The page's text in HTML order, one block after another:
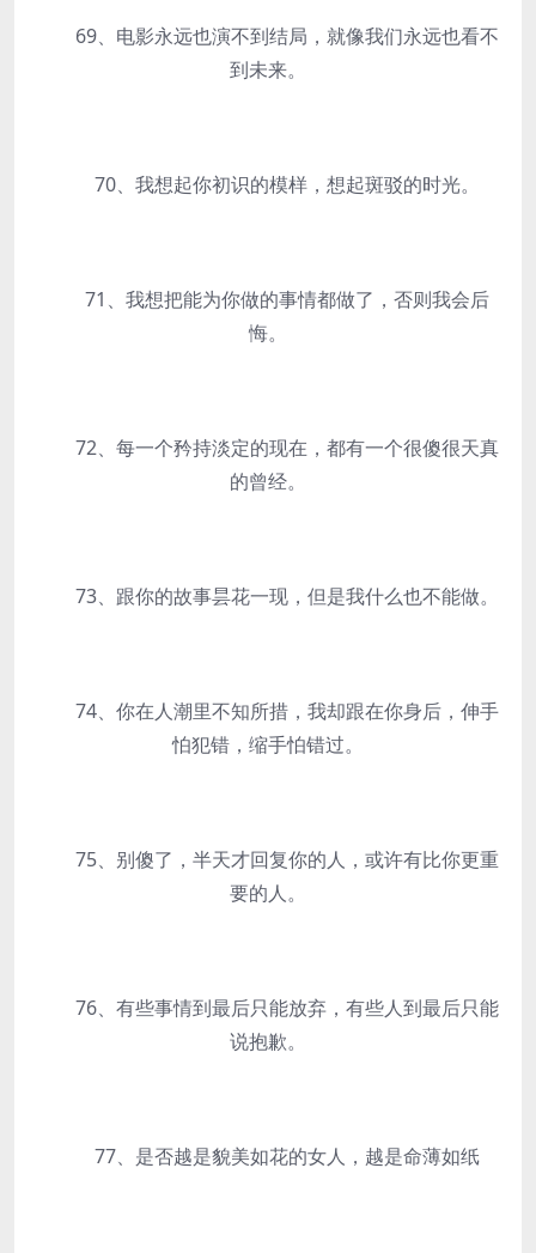
69、电影永远也演不到结局，就像我们永远也看不
到未来。
70、我想起你初识的模样，想起斑驳的时光。
71、我想把能为你做的事情都做了，否则我会后
悔。
72、每一个矜持淡定的现在，都有一个很傻很天真
的曾经。
73、跟你的故事昙花一现，但是我什么也不能做。
74、你在人潮里不知所措，我却跟在你身后，伸手
怕犯错，缩手怕错过。
75、别傻了，半天才回复你的人，或许有比你更重
要的人。
76、有些事情到最后只能放弃，有些人到最后只能
说抱歉。
77、是否越是貌美如花的女人，越是命薄如纸